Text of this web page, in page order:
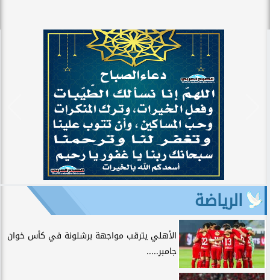
الرياضة
الأهلي يترقب مواجهة برشلونة في كأس خوان
جامبر.....